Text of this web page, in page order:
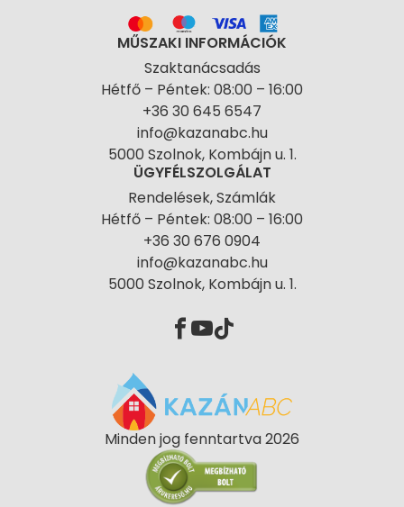
MŰSZAKI INFORMÁCIÓK
Szaktanácsadás
Hétfő – Péntek: 08:00 – 16:00
+36 30 645 6547
info@kazanabc.hu
5000 Szolnok, Kombájn u. 1.
ÜGYFÉLSZOLGÁLAT
Rendelések, Számlák
Hétfő – Péntek: 08:00 – 16:00
+36 30 676 0904
info@kazanabc.hu
5000 Szolnok, Kombájn u. 1.
Minden jog fenntartva 2026